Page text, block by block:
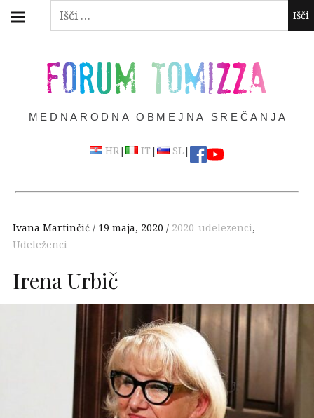
Išči:
Skip
FORUM TOMIZZA
MEDNARODNA OBMEJNA SREČANJA
HR| IT | SL|
navigation
Ivana Martinčić 19 maja, 2020 2020-udelezenci,
Udeleženci
Irena Urbič